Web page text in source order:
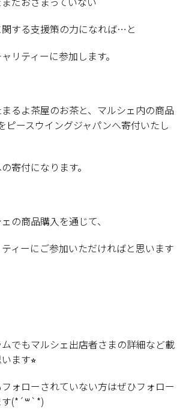
する支援策の力になれば… と
リティーに参加します。
るよ茶屋のお茶と、マルシェ内の商品
ピースウイングジャパンへ寄付いたし
寄付になります。
の商品購入を通じて、
ィーにご参加いただければと思います
でもマルシェ出店者さまの詳細など載
ます⭐︎
ォローされていない方はぜひフォロー
(*´꒳`*)